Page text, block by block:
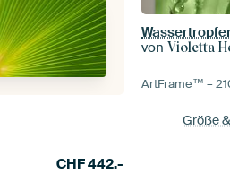
CHF442.-
vonVioletta
ArtFrame™ –
Größe